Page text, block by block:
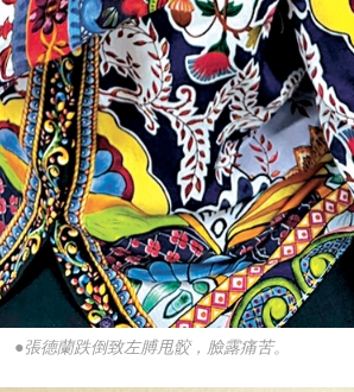
●張德蘭跌倒致左膊甩骹，臉露痛苦。